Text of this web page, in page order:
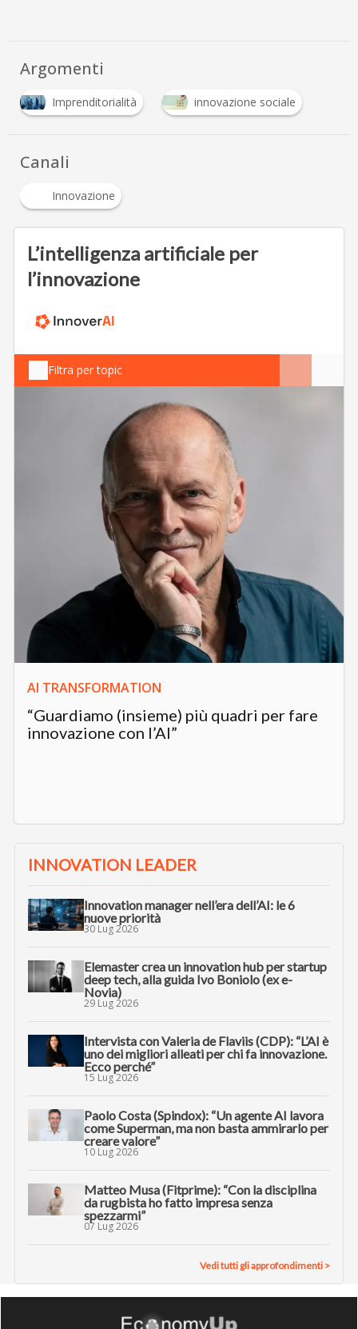
Argomenti
Imprenditorialità innovazione sociale
Canali
Innovazione
L’intelligenza artificiale per
l’innovazione
Filtra per topic
AI TRANSFORMATION
“Guardiamo (insieme) più quadri per fare
innovazione con l’AI”
INNOVATION LEADER
Innovation manager nell’era dell’AI: le 6
nuove priorità
30 Lug 2026
Elemaster crea un innovation hub per startup
deep tech, alla guida Ivo Boniolo (ex e-
Novia)
29 Lug 2026
Intervista con Valeria de Flaviis (CDP): “L’AI è
uno dei migliori alleati per chi fa innovazione.
Ecco perché”
15 Lug 2026
Paolo Costa (Spindox): “Un agente AI lavora
come Superman, ma non basta ammirarlo per
creare valore”
10 Lug 2026
Matteo Musa (Fitprime): “Con la disciplina
da rugbista ho fatto impresa senza
spezzarmi”
07 Lug 2026
Vedi tutti gli approfondimenti >